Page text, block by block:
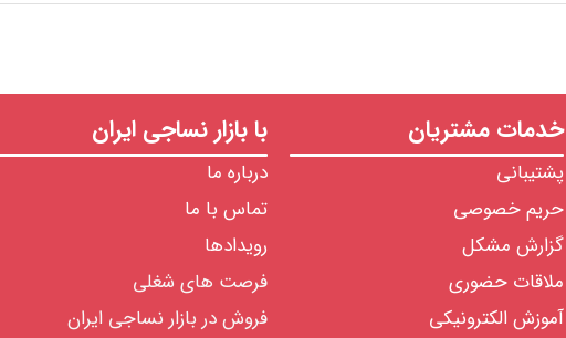
خدمات مشتریان
پشتیبانی
حریم خصوصی
گزارش مشکل
ملاقات حضوری
آموزش الکترونیکی
با بازار نساجی ایران
درباره ما
تماس با ما
رویدادها
فرصت های شغلی
فروش در بازار نساجی ایران